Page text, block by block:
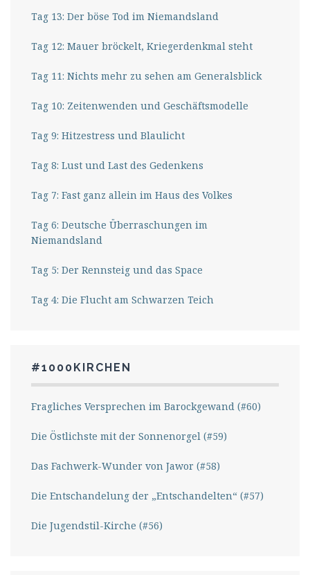
Tag 13: Der böse Tod im Niemandsland
Tag 12: Mauer bröckelt, Kriegerdenkmal steht
Tag 11: Nichts mehr zu sehen am Generalsblick
Tag 10: Zeitenwenden und Geschäftsmodelle
Tag 9: Hitzestress und Blaulicht
Tag 8: Lust und Last des Gedenkens
Tag 7: Fast ganz allein im Haus des Volkes
Tag 6: Deutsche Überraschungen im
Niemandsland
Tag 5: Der Rennsteig und das Space
Tag 4: Die Flucht am Schwarzen Teich
#1000KIRCHEN
Fragliches Versprechen im Barockgewand (#60)
Die Östlichste mit der Sonnenorgel (#59)
Das Fachwerk-Wunder von Jawor (#58)
Die Entschandelung der „Entschandelten“ (#57)
Die Jugendstil-Kirche (#56)